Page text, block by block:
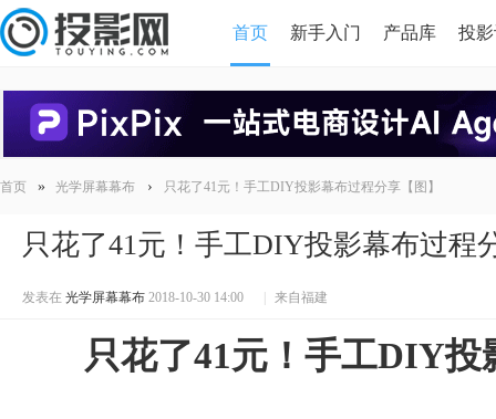
首页 新手入门 产品库 投
HDMI版本对比
首页 » 光学屏幕幕布 › 只花了41元！手工DIY投影幕布过程分享【图】
只花了41元！手工DIY投影幕布过程
发表在 光学屏幕幕布 2018-10-30 14:00 来自福建
只花了41元！手工DIY